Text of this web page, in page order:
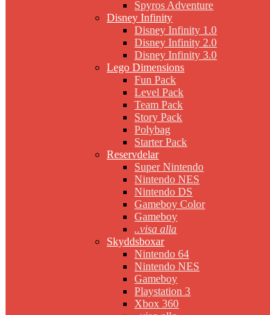
Spyros Adventure
Disney Infinity
Disney Infinity 1.0
Disney Infinity 2.0
Disney Infinity 3.0
Lego Dimensions
Fun Pack
Level Pack
Team Pack
Story Pack
Polybag
Starter Pack
Reservdelar
Super Nintendo
Nintendo NES
Nintendo DS
Gameboy Color
Gameboy
..visa alla
Skyddsboxar
Nintendo 64
Nintendo NES
Gameboy
Playstation 3
Xbox 360